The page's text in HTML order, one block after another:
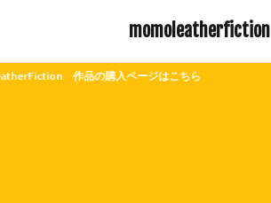
momoleatherfiction
品の購入ページはこちら